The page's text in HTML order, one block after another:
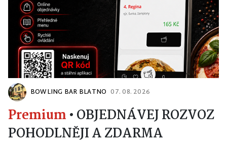
BOWLING BAR BLATNO 07. 08. 2026
Premium • OBJEDNÁVEJ ROZVOZ
POHODLNĚJI A ZDARMA